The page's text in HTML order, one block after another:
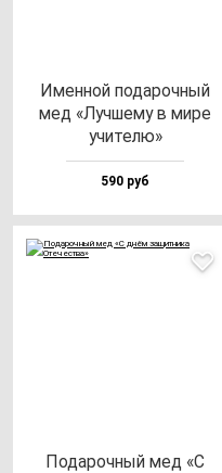
Имен­ной по­да­роч­ный
мед «Луч­ше­му в ми­ре
учи­те­лю»
590 руб
Пода­роч­ный мед «С